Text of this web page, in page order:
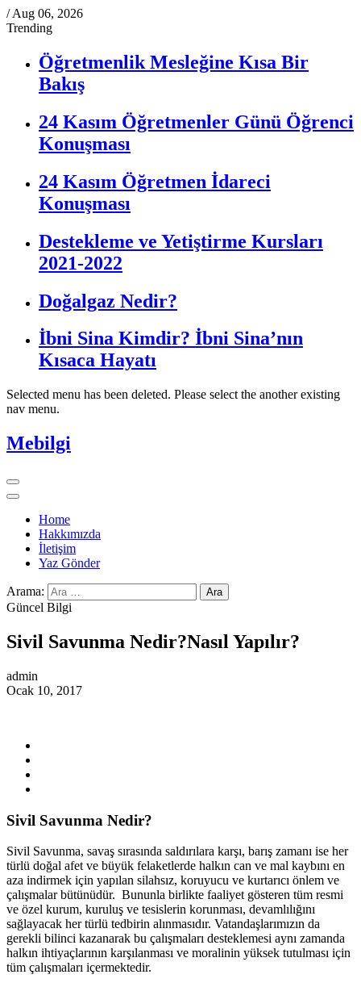
/ Aug 06, 2026
Trending
Öğretmenlik Mesleğine Kısa Bir
Bakış
24 Kasım Öğretmenler Günü Öğrenci
Konuşması
24 Kasım Öğretmen İdareci
Konuşması
Destekleme ve Yetiştirme Kursları
2021-2022
Doğalgaz Nedir?
İbni Sina Kimdir? İbni Sina’nın
Kısaca Hayatı
Selected menu has been deleted. Please select the another existing
nav menu.
Mebilgi
Home
Hakkımızda
İletişim
Yaz Gönder
Arama:
Güncel Bilgi
Sivil Savunma Nedir?Nasıl Yapılır?
admin
Ocak 10, 2017
Sivil Savunma Nedir?
Sivil Savunma, savaş sırasında saldırılara karşı, barış zamanı ise her
türlü doğal afet ve büyük felaketlerde halkın can ve mal kaybını en
aza indirmek için yapılan silahsız, koruyucu ve kurtarıcı önlem ve
çalışmalar bütünüdür. Bununla birlikte faaliyet gösteren tüm resmi
ve özel kurum, kuruluş ve tesislerin korunması, devamlılığını
sağlayacak her türlü tedbirin alınmasıdır. Vatandaşlarımızın da
gerekli bilinci kazanarak bu çalışmaları desteklemesi aynı zamanda
halkın ihtiyaçlarının karşılanması ve moralinin yüksek tutulması için
tüm çalışmaları içermektedir.